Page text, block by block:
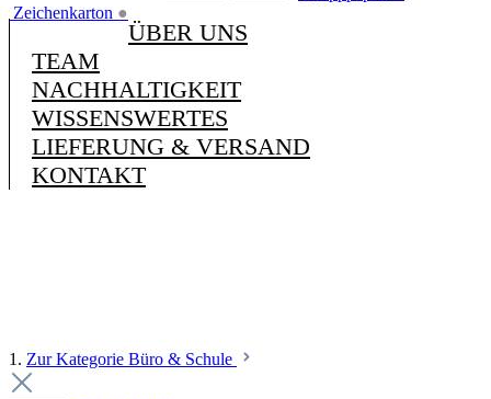
Zeichenkarton ●
ÜBER UNS
TEAM
NACHHALTIGKEIT
WISSENSWERTES
LIEFERUNG & VERSAND
KONTAKT
1. Zur Kategorie Büro & Schule